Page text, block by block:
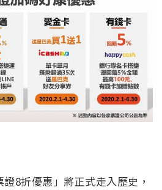
8折優惠」將正式走入歷史，